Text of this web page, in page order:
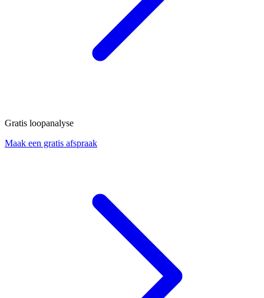
Gratis loopanalyse
Maak een gratis afspraak